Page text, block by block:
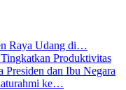
Raya Udang di…
Produktivitas
Presiden dan Ibu Negara
ke…